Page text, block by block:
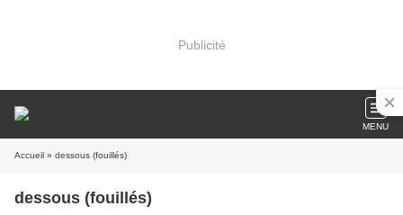
Publicité
MENU
Accueil » dessous (fouillés)
dessous (fouillés)